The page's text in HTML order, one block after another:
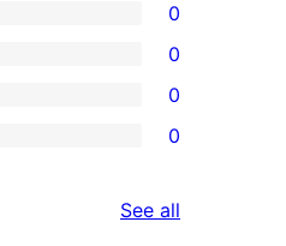
0
0
0
0
See all